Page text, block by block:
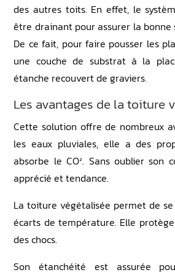
des autres toits. En effet, le
être drainant pour assurer la bonne
De ce fait, pour faire pousser les
une couche de substrat à la
étanche recouvert de graviers.
Les avantages de la toiture
Cette solution offre de nombreux
les eaux pluviales, elle a des
absorbe le CO². Sans oublier son
apprécié et tendance.
La toiture végétalisée permet de
écarts de température. Elle
des chocs.
Son étanchéité est assurée